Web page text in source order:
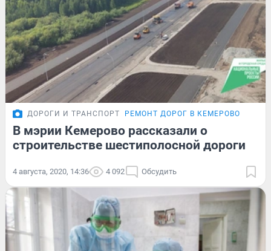
ДОРОГИ И ТРАНСПОРТ РЕМОНТ ДОРОГ В КЕМЕРОВО
В мэрии Кемерово рассказали о
строительстве шестиполосной дороги
4 августа, 2020, 14:36 4 092 Обсудить